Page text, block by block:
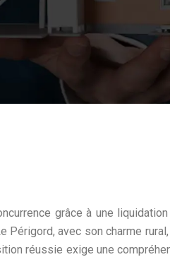
grâce à une
avec son charme
réussie exige une